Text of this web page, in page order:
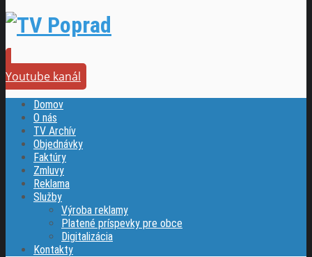
Youtube kanál
Domov
O nás
TV Archív
Objednávky
Faktúry
Zmluvy
Reklama
Služby
Výroba reklamy
Platené príspevky pre obce
Digitalizácia
Kontakty